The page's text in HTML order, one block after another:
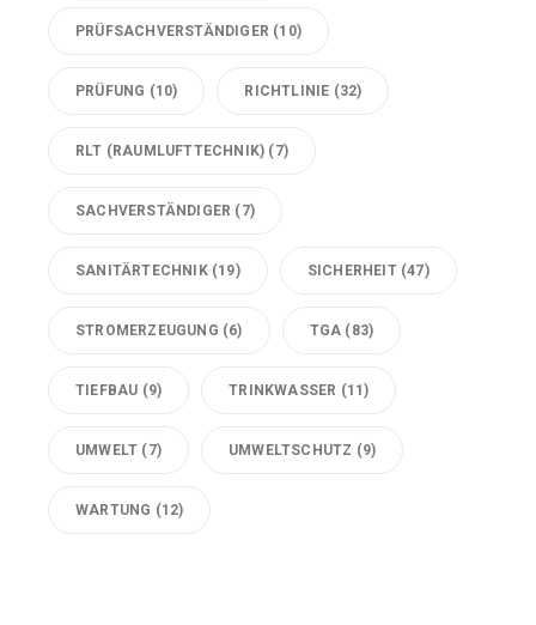
PRÜFSACHVERSTÄNDIGER (10)
PRÜFUNG (10) RICHTLINIE (32)
RLT (RAUMLUFTTECHNIK) (7)
SACHVERSTÄNDIGER (7)
SANITÄRTECHNIK(19) SICHERHEIT(47)
STROMERZEUGUNG (6) TGA (83)
TIEFBAU (9) TRINKWASSER (11)
UMWELT (7) UMWELTSCHUTZ (9)
WARTUNG (12)